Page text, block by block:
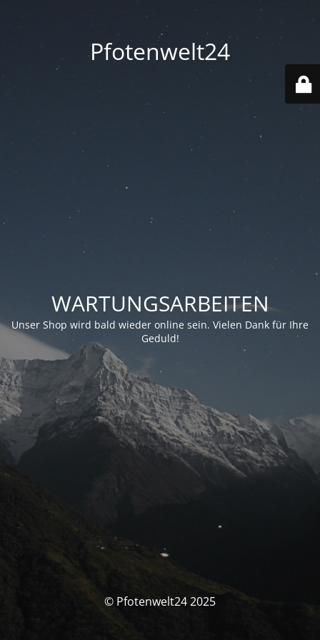
Pfotenwelt24
WARTUNGSARBEITEN
Unser Shop wird bald wieder online sein. Vielen Dank für Ihre
Geduld!
© Pfotenwelt24 2025